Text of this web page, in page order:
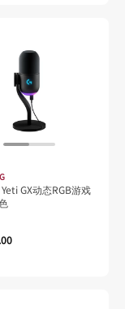
GX动态RGB游戏